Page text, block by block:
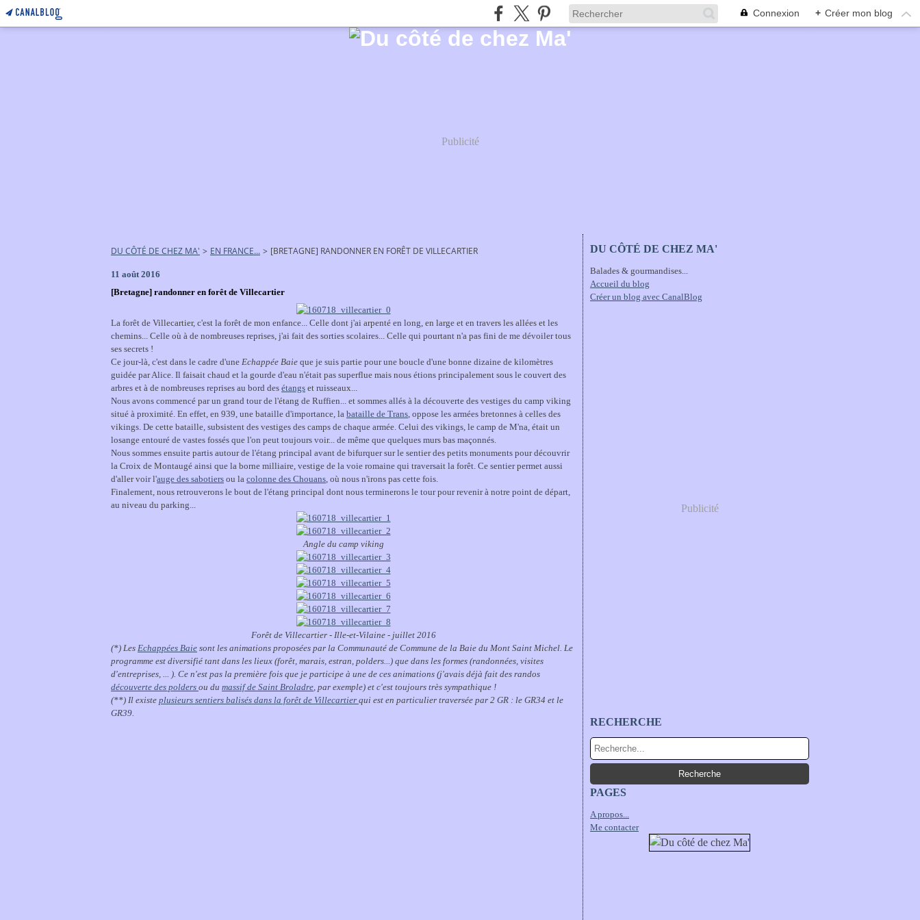
Connexion + Créer mon blog
Publicité
DU CÔTÉ DE CHEZ MA' > EN FRANCE... > [BRETAGNE] RANDONNER EN FORÊT DE VILLECARTIER
11 août 2016
[Bretagne] randonner en forêt de Villecartier
La forêt de Villecartier, c'est la forêt de mon enfance... Celle dont j'ai arpenté en long, en large et en travers les allées et les
chemins... Celle où à de nombreuses reprises, j'ai fait des sorties scolaires... Celle qui pourtant n'a pas fini de me dévoiler tous
ses secrets !
Ce jour-là, c'est dans le cadre d'une Echappée Baie que je suis partie pour une boucle d'une bonne dizaine de kilomètres
guidée par Alice. Il faisait chaud et la gourde d'eau n'était pas superflue mais nous étions principalement sous le couvert des
arbres et à de nombreuses reprises au bord des étangs et ruisseaux...
Nous avons commencé par un grand tour de l'étang de Ruffien... et sommes allés à la découverte des vestiges du camp viking
situé à proximité. En effet, en 939, une bataille d'importance, la bataille de Trans, oppose les armées bretonnes à celles des
vikings. De cette bataille, subsistent des vestiges des camps de chaque armée. Celui des vikings, le camp de M'na, était un
losange entouré de vastes fossés que l'on peut toujours voir... de même que quelques murs bas maçonnés.
Nous sommes ensuite partis autour de l'étang principal avant de bifurquer sur le sentier des petits monuments pour découvrir
la Croix de Montaugé ainsi que la borne milliaire, vestige de la voie romaine qui traversait la forêt. Ce sentier permet aussi
d'aller voir l'auge des sabotiers ou la colonne des Chouans, où nous n'irons pas cette fois.
Finalement, nous retrouverons le bout de l'étang principal dont nous terminerons le tour pour revenir à notre point de départ,
au niveau du parking...
Angle du camp viking
Forêt de Villecartier - Ille-et-Vilaine - juillet 2016
(*) Les Echappées Baie sont les animations proposées par la Communauté de Commune de la Baie du Mont Saint Michel. Le
programme est diversifié tant dans les lieux (forêt, marais, estran, polders...) que dans les formes (randonnées, visites
d'entreprises, ... ). Ce n'est pas la première fois que je participe à une de ces animations (j'avais déjà fait des randos
découverte des polders ou du massif de Saint Broladre, par exemple) et c'est toujours très sympathique !
(**) Il existe plusieurs sentiers balisés dans la forêt de Villecartier qui est en particulier traversée par 2 GR : le GR34 et le
GR39.
DU CÔTÉ DE CHEZ MA'
Balades & gourmandises...
Accueil du blog
Créer un blog avec CanalBlog
Publicité
RECHERCHE
PAGES
A propos...
Me contacter